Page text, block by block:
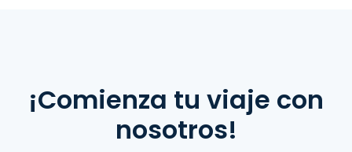
¡Comienza tu viaje con
nosotros!